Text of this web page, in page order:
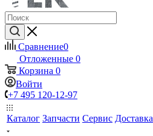
Сравнение0
Отложенные 0
Корзина 0
Войти
+7 495 120-12-97
Каталог Запчасти Сервис Доставка